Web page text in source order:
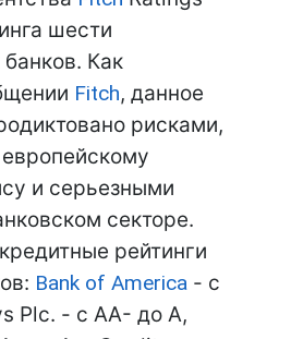
шести
Как
Fitch, данное
рисками,
и серьезными
секторе.
рейтинги
Bank of America - c
Plc. - с AA- до А,